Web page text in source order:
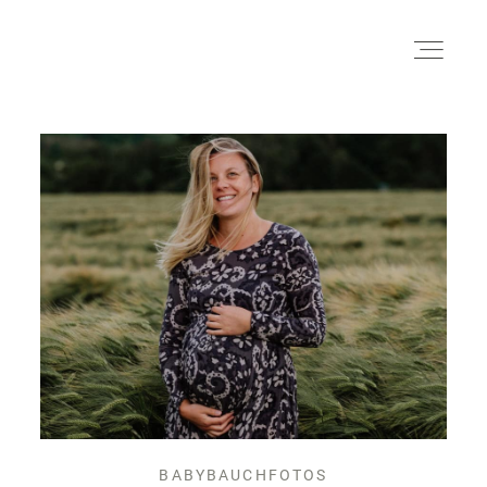
HOME
ÜBER UNS
GALERIE
INFO
BABYBAUCHFOTOS